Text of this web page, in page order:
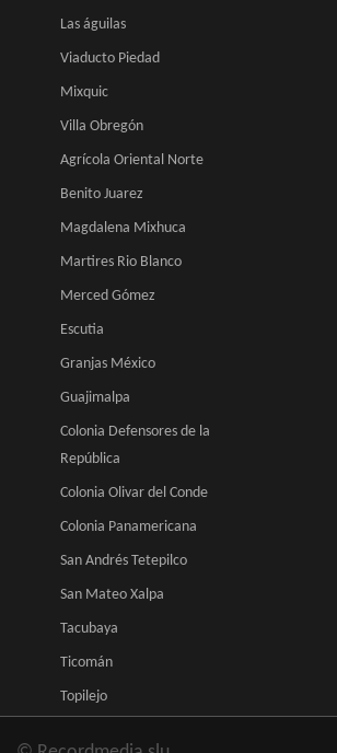
Las águilas
Viaducto Piedad
Mixquic
Villa Obregón
Agrícola Oriental Norte
Benito Juarez
Magdalena Mixhuca
Martires Rio Blanco
Merced Gómez
Escutia
Granjas México
Guajimalpa
Colonia Defensores de la
República
Colonia Olivar del Conde
Colonia Panamericana
San Andrés Tetepilco
San Mateo Xalpa
Tacubaya
Ticomán
Topilejo